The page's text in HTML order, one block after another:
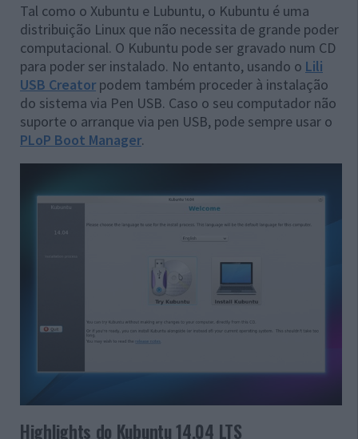
Tal como o Xubuntu e Lubuntu, o Kubuntu é uma
distribuição Linux que não necessita de grande poder
computacional. O Kubuntu pode ser gravado num CD
para poder ser instalado. No entanto, usando o Lili
USB Creator podem também proceder à instalação
do sistema via Pen USB. Caso o seu computador não
suporte o arranque via pen USB, pode sempre usar o
PLoP Boot Manager.
Highlights do Kubuntu 14.04 LTS